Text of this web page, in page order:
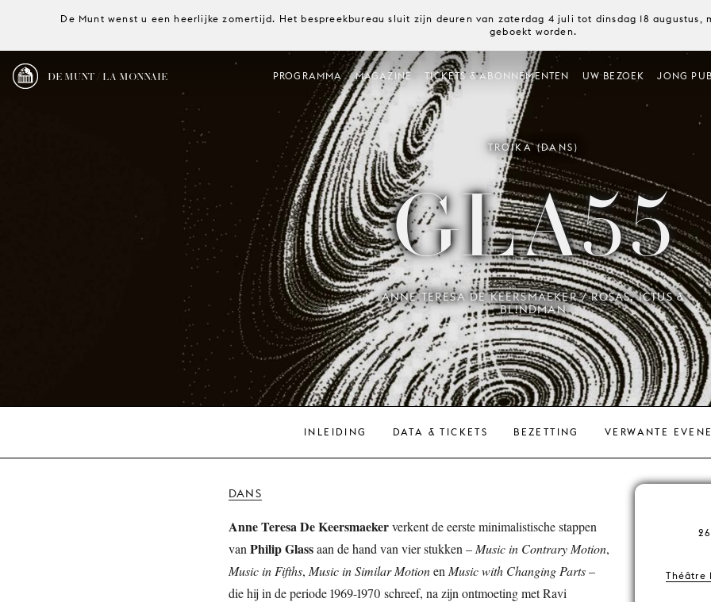
De Munt wenst u een heerlijke zomertijd. Het bespreekbureau sluit zijn deuren van zaterdag 4 juli tot dinsdag 18 augustus,
geboekt worden.
DE MUNT / LA MONNAIE PROGRAMMA MAGAZINE TICKETS & ABONNEMENTEN UW BEZOEK JONG
TROIKA (DANS)
GLA55
ANNE TERESA DE KEERSMAEKER / ROSAS, ICTUS &
BL!NDMAN
INLEIDING DATA & TICKETS BEZETTING VERWANTE
DANS
Anne Teresa De Keersmaekerverkent de eerste minimalistische stappen
van Philip Glassaan de hand van vier stukken – Music in Contrary Motion,
Music in Fifths, Music in Similar Motionen Music with Changing Parts–
die hij in de periode 1969-1970 schreef, na zijn ontmoeting met Ravi
26
Théâtre